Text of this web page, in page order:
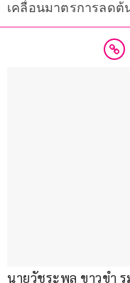
เคลื่อนมาตรการลดต้
นายวัชระพล ขาวขำ